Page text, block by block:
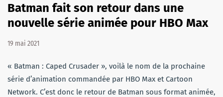
Batman fait son retour dans une
nouvelle série animée pour HBO Max
19 mai 2021
« Batman : Caped Crusader », voilà le nom de la prochaine
série d’animation commandée par HBO Max et Cartoon
Network. C’est donc le retour de Batman sous format animée,